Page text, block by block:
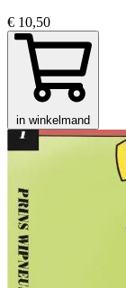
€ 10,50
in winkelmand